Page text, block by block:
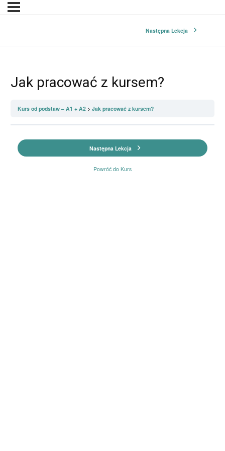
Następna Lekcja
Jak pracować z kursem?
Kurs od podstaw – A1 + A2 Jak pracować z kursem?
Powróć do Kurs
Następna Lekcja